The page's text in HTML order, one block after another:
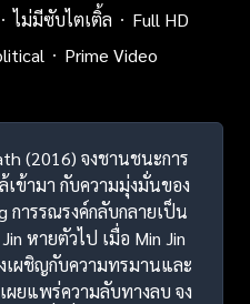
ไม่มีซับไตเติ้ล
Full HD
Prime Video
(2016) จงชานชนะการ
เข้ามา กับความมุ่งมั่นของ
การรณรงค์กลับกลายเป็น
หายตัวไป เมื่อ Min Jin
เผชิญกับความทรมานและ
ผยแพร่ความลับทางลบ จง